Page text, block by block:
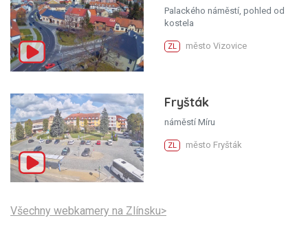
Palackého náměstí, pohled od
kostela
ZL město Vizovice
Fryšták
náměstí Míru
ZL město Fryšták
Všechny webkamery na Zlínsku>